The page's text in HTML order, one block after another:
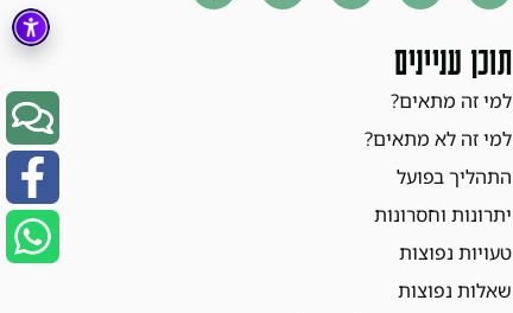
תוכן עניינים
למי זה מתאים?
למי זה לא מתאים?
התהליך בפועל
יתרונות וחסרונות
טעויות נפוצות
שאלות נפוצות